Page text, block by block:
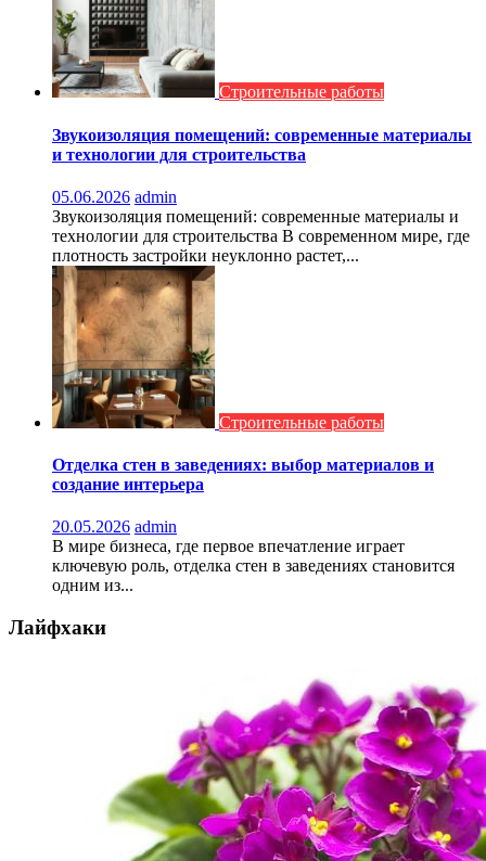
Строительные работы
Звукоизоляция помещений: современные материалы
и технологии для строительства
05.06.2026 admin
Звукоизоляция помещений: современные материалы и
технологии для строительства В современном мире, где
плотность застройки неуклонно растет,...
Строительные работы
Отделка стен в заведениях: выбор материалов и
создание интерьера
20.05.2026 admin
В мире бизнеса, где первое впечатление играет
ключевую роль, отделка стен в заведениях становится
одним из...
Лайфхаки